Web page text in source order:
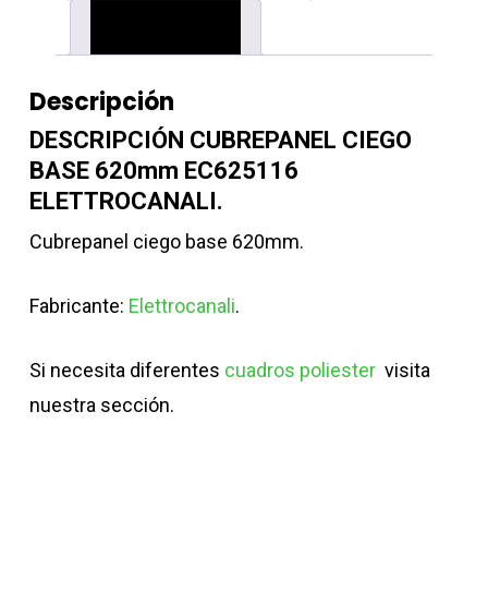
Descripción
DESCRIPCIÓN CUBREPANEL CIEGO
BASE 620mm EC625116
ELETTROCANALI.
Cubrepanel ciego base 620mm.
Fabricante: Elettrocanali.
Si necesita diferentes cuadros poliester visita
nuestra sección.